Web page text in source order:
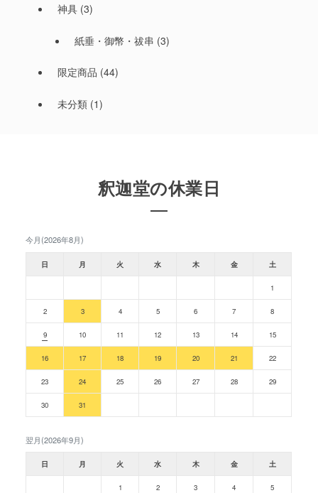
神具 (3)
紙垂・御幣・祓串 (3)
限定商品 (44)
未分類 (1)
釈迦堂の休業日
今月(2026年8月)
日 月 火 水 木 金 土
1
2 3 4 5 6 7 8
9 10 11 12 13 14 15
16 17 18 19 20 21 22
23 24 25 26 27 28 29
30 31
翌月(2026年9月)
日 月 火 水 木 金 土
1 2 3 4 5